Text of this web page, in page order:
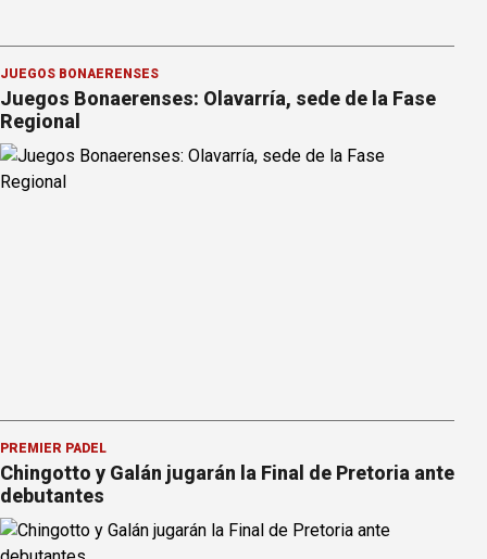
JUEGOS BONAERENSES
Juegos Bonaerenses: Olavarría, sede de la Fase
Regional
PREMIER PÁDEL
Chingotto y Galán jugarán la Final de Pretoria ante
debutantes